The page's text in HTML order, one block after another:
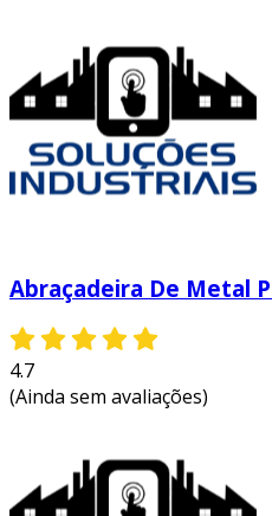
Abraçadeira De Metal
4.7
(Ainda sem avaliações)